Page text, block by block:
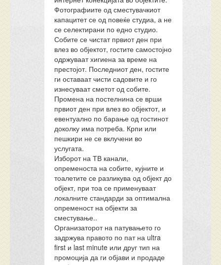
Фотографиите од сместувачкиот
капацитет се од повеќе студиа, а не
се селектирани по едно студио.
Собите се чистат првиот ден при
влез во објектот, гостите самостојно
одржуваат хигиена за време на
престојот. Последниот ден, гостите
ги оставаат чисти садовите и го
изнесуваат сметот од собите.
Промена на постелнина се врши
првиот ден при влез во објектот, и
евентуално по барање од гостинот
доколку има потреба. Крпи или
пешкири не се вклучени во
услугата.
Изборот на ТВ канали,
опременоста на собите, кујните и
тоалетите се разликува од објект до
објект, при тоа се применуваат
локалните стандарди за оптимална
опременост на објекти за
сместување..
Организаторот на патувањето го
задржува правото по пат на ultra
first и last minute или друг тип на
промоција да ги објави и продаде